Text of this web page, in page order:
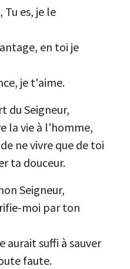
es, je le
en toi je
je t'aime.
du Seigneur,
la vie à l'homme,
ne vivre que de toi
ta douceur.
Seigneur,
moi par ton
aurait suffi à sauver
faute.